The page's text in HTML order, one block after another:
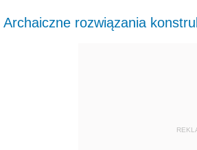
Archaiczne rozwiązania